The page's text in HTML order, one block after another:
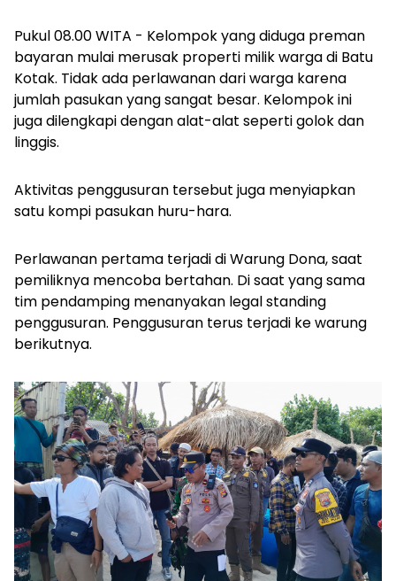
Pukul 08.00 WITA - Kelompok yang diduga preman
bayaran mulai merusak properti milik warga di Batu
Kotak. Tidak ada perlawanan dari warga karena
jumlah pasukan yang sangat besar. Kelompok ini
juga dilengkapi dengan alat-alat seperti golok dan
linggis.
Aktivitas penggusuran tersebut juga menyiapkan
satu kompi pasukan huru-hara.
Perlawanan pertama terjadi di Warung Dona, saat
pemiliknya mencoba bertahan. Di saat yang sama
tim pendamping menanyakan legal standing
penggusuran. Penggusuran terus terjadi ke warung
berikutnya.